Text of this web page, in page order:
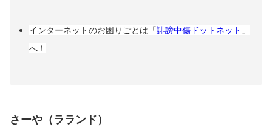
インターネットのお困りごとは「誹謗中傷ドットネット 」
へ！
さーや（ラランド）